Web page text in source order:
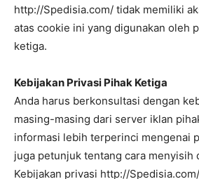
http://Spedisia.com/ tidak memiliki
atas cookie ini yang digunakan oleh
ketiga.
Kebijakan Privasi Pihak Ketiga
Anda harus berkonsultasi dengan
masing-masing dari server iklan
informasi lebih terperinci mengenai
juga petunjuk tentang cara
Kebijakan privasi http://